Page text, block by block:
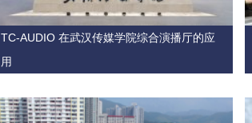
TC-AUDIO 在武汉传媒学院综合演播厅的应
用